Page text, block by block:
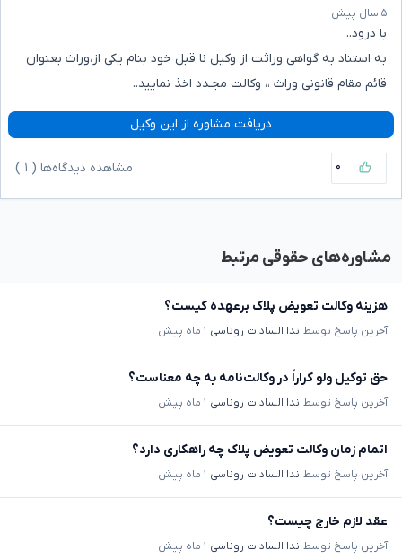
۵ سال پیش
با درود..
به استناد به گواهی وراثت از وکیل نا قبل خود بنام یکی از،وراث بعنوان
قائم مقام قانونی وراث ،، وکالت مجـدد اخذ نمایید..
دریافت مشاوره از این وکیل
۰ مشاهده دیدگاه‌ها ( ۱
مشاوره‌های حقوقی مرتبط
هزینه وکالت تعویض پلاک برعهده کیست؟
آخرین پاسخ توسط ندا السادات روناسی ۱ ماه پیش
حق توکیل ولو کراراً در وکالت‌نامه به چه معناست؟
آخرین پاسخ توسط ندا السادات روناسی ۱ ماه پیش
اتمام زمان وکالت تعویض پلاک چه راهکاری دارد؟
آخرین پاسخ توسط ندا السادات روناسی ۱ ماه پیش
عقد لازم خارج چیست؟
آخرین پاسخ توسط ندا السادات روناسی ۱ ماه پیش